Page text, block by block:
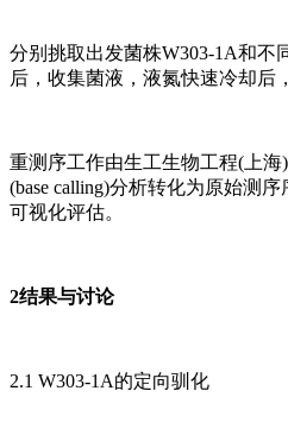
分别挑取出发菌株W303-1A和不
后，收集菌液，液氮快速冷却后
重测序工作由生工生物工程(上海
(base calling)分析转化为原始测
可视化评估。
2结果与讨论
2.1 W303-1A的定向驯化